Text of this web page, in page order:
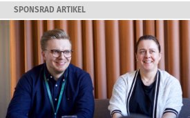
SPONSRAD ARTIKEL